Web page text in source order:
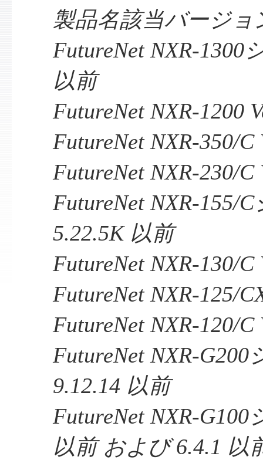
製品名該当バージョ
FutureNet NXR-1300
以前
FutureNet NXR-1200
FutureNet NXR-350/C
FutureNet NXR-230/C
FutureNet NXR-155/
5.22.5K 以前
FutureNet NXR-130/
FutureNet NXR-125/
FutureNet NXR-120/
FutureNet NXR-G200
9.12.14 以前
FutureNet NXR-G100
以前 および 6.4.1 以